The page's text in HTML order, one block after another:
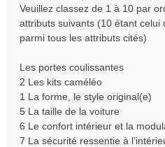
Veuillez classez de 1 à 10 par
attributs suivants (10 étant celui
parmi tous les attributs cités)
Les portes coulissantes
2 Les kits caméléo
1 La forme, le style original(e)
5 La taille de la voiture
6 Le confort intérieur et la
7 La sécurité ressentie à